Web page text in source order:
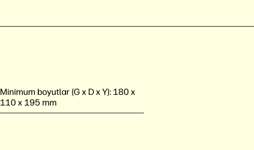
Minimum boyutlar (G x D x Y): 180 x
110 x 195 mm